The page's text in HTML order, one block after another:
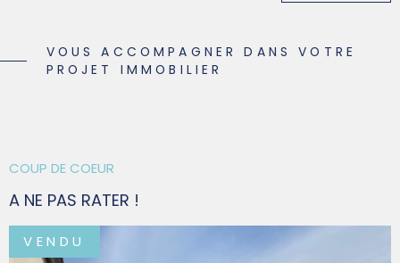
VOUS ACCOMPAGNER DANS VOTRE
PROJET IMMOBILIER
COUP DE COEUR
A NE PAS RATER !
VENDU